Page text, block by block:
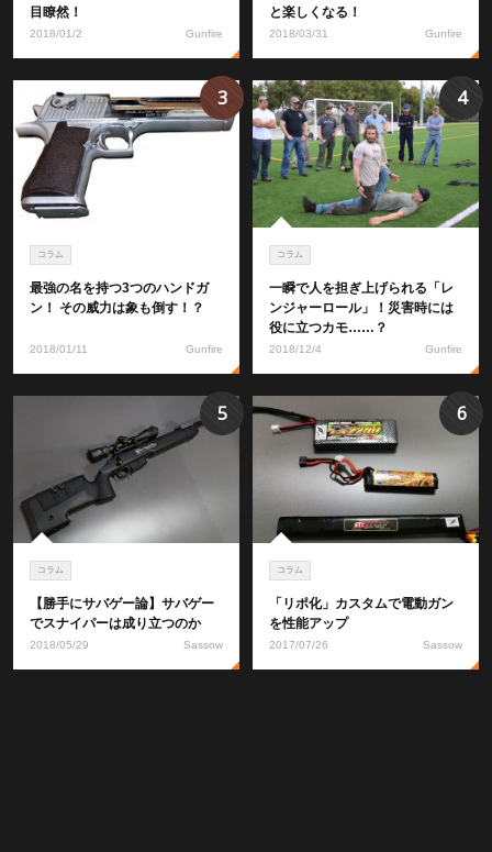
目瞭然！
2018/01/2 Gunfire
と楽しくなる！
2018/03/31 Gunfire
コラム
最強の名を持つ3つのハンドガ
ン！ その威力は象も倒す！？
2018/01/11 Gunfire
3
コラム
一瞬で人を担ぎ上げられる「レ
ンジャーロール」！災害時には
役に立つカモ……？
2018/12/4 Gunfire
4
コラム
【勝手にサバゲー論】サバゲー
でスナイパーは成り立つのか
2018/05/29 Sassow
5
コラム
「リポ化」カスタムで電動ガン
を性能アップ
2017/07/26 Sassow
6